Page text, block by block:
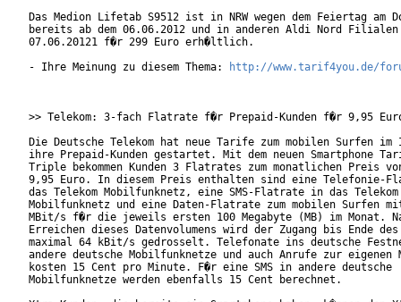
Das Medion Lifetab S9512 ist in NRW wegen dem Feiertag am
bereits ab dem 06.06.2012 und in anderen Aldi Nord Filialen
07.06.20121 f�r 299 Euro erh�ltlich.
- Ihre Meinung zu diesem Thema:
http://www.tarif4you.de/
>> Telekom: 3-fach Flatrate f�r Prepaid-Kunden f�r 9,95
Die Deutsche Telekom hat neue Tarife zum mobilen Surfen
ihre Prepaid-Kunden gestartet. Mit dem neuen Smartphone
Triple bekommen Kunden 3 Flatrates zum monatlichen Preis
9,95 Euro. In diesem Preis enthalten sind eine Telefonie-
das Telekom Mobilfunknetz, eine SMS-Flatrate in das Telekom
Mobilfunknetz und eine Daten-Flatrate zum mobilen Surfen
MBit/s f�r die jeweils ersten 100 Megabyte (MB) im Monat.
Erreichen dieses Datenvolumens wird der Zugang bis Ende
maximal 64 kBit/s gedrosselt. Telefonate ins deutsche
andere deutsche Mobilfunknetze und auch Anrufe zur eigenen
kosten 15 Cent pro Minute. F�r eine SMS in andere deutsche
Mobilfunknetze werden ebenfalls 15 Cent berechnet.